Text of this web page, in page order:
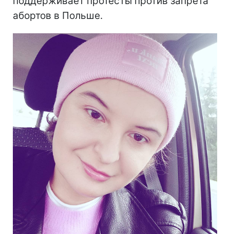
абортов в Польше.